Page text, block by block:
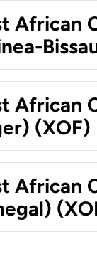
African
African
(XOF)
African